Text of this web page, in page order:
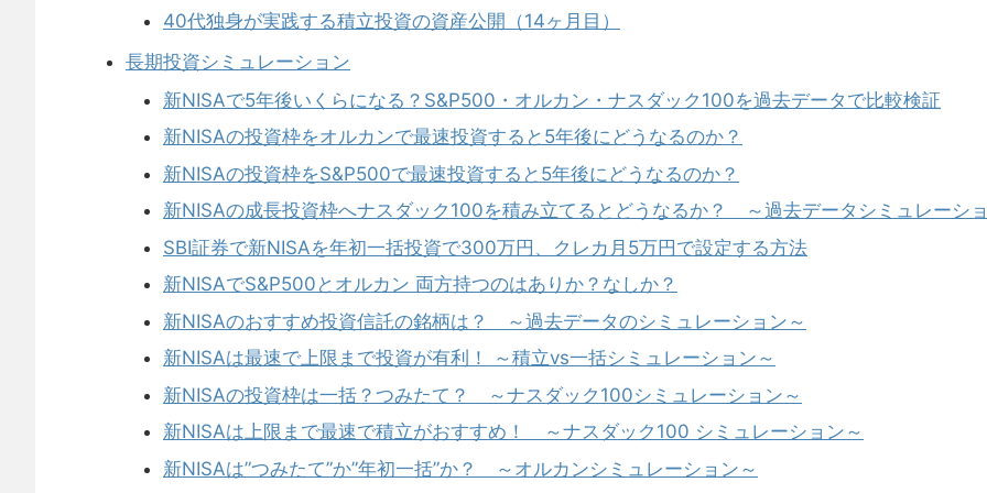
40代独身が実践する積立投資の資産公開（14ヶ月目）
長期投資シミュレーション
新NISAで5年後いくらになる？S&P500・オルカン・ナスダック100を過去データで比較検証
新NISAの投資枠をオルカンで最速投資すると5年後にどうなるのか？
新NISAの投資枠をS&P500で最速投資すると5年後にどうなるのか？
新NISAの成長投資枠へナスダック100を積み立てるとどうなるか？ ～過去データシミュレーシ
SBI証券で新NISAを年初一括投資で300万円、クレカ月5万円で設定する方法
新NISAでS&P500とオルカン 両方持つのはありか？なしか？
新NISAのおすすめ投資信託の銘柄は？ ～過去データのシミュレーション～
新NISAは最速で上限まで投資が有利！ ～積立vs一括シミュレーション～
新NISAの投資枠は一括？つみたて？ ～ナスダック100シミュレーション～
新NISAは上限まで最速で積立がおすすめ！ ～ナスダック100 シミュレーション～
新NISAは”つみたて”か”年初一括”か？ ～オルカンシミュレーション～